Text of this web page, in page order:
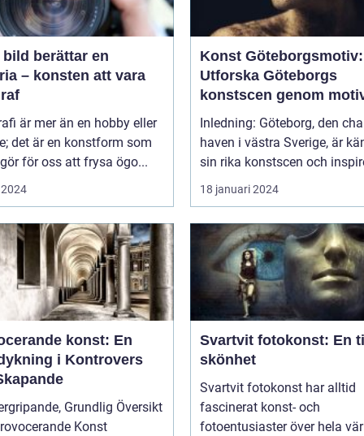
bild berättar en
– konsten att vara
är mer än en hobby eller
det är en konstform som
för oss att frysa ögo...
Konst Göteborgsmotiv:
Utforska Göteborgs
konstscen genom
målningar
Inledning: Göteborg, den
haven i västra Sverige, är
sin rika konstscen och
18 januari 2024
konst: En
i Kontrovers
Grundlig Översikt
Konst
Svartvit fotokonst: En
skönhet
Svartvit fotokonst har alltid
fascinerat konst- och
fotoentusiaster över hela